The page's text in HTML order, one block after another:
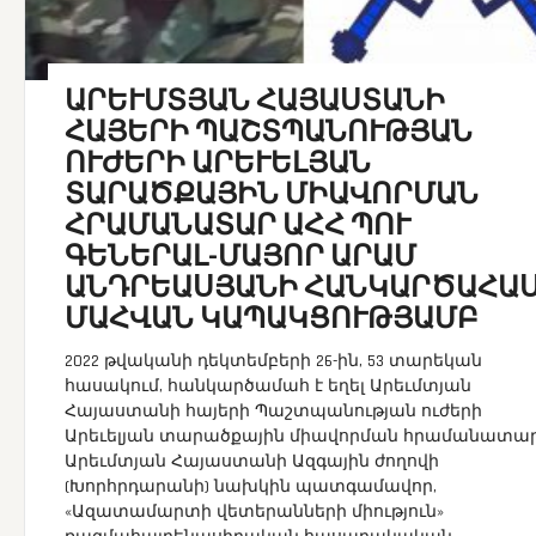
ԱՐԵՒՄՏՅԱՆ ՀԱՅԱՍՏԱՆԻ
ՀԱՅԵՐԻ ՊԱՇՏՊԱՆՈՒԹՅԱՆ
ՈՒԺԵՐԻ ԱՐԵՒԵԼՅԱՆ
ՏԱՐԱԾՔԱՅԻՆ ՄԻԱՎՈՐՄԱՆ
ՀՐԱՄԱՆԱՏԱՐ ԱՀՀ ՊՈՒ
ԳԵՆԵՐԱԼ-ՄԱՅՈՐ ԱՐԱՄ
ԱՆԴՐԵԱՍՅԱՆԻ
ՄԱՀՎԱՆ ԿԱՊԱԿՑՈՒԹՅԱՄԲ
2022 թվականի դեկտեմբերի 26-ին, 53 տարեկան
հասակում, հանկարծամահ է եղել Արեւմտյան
Հայաստանի հայերի Պաշտպանության ուժերի
Արեւելյան տարածքային միավորման
Արեւմտյան Հայաստանի Ազգային ժողովի
(Խորհրդարանի) նախկին պատգամավոր,
«Ազատամարտի վետերանների միություն»